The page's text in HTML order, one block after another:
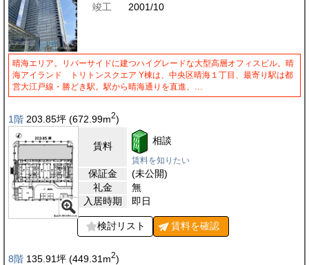
竣工
2001/10
晴海エリア。リバーサイドに建つハイグレードな大型高層オフィスビル。晴
海アイランド トリトンスクエア Y棟は、中央区晴海１丁目、最寄り駅は都
営大江戸線・勝どき駅。駅から晴海通りを直進、…
1階 203.85坪 (672.99m2)
賃料 相談
賃料を知りたい
保証金
(未公開)
礼金
無
入居時期
即日
検討リスト 賃料を確認
8階 135.91坪 (449.31 m2)